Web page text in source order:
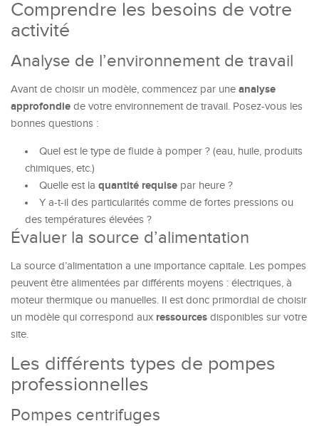
Comprendre les besoins de votre
activité
Analyse de l’environnement de travail
Avant de choisir un modèle, commencez par une analyse
approfondie de votre environnement de travail. Posez-vous les
bonnes questions :
Quel est le type de fluide à pomper ? (eau, huile, produits
chimiques, etc.)
Quelle est la quantité requise par heure ?
Y a-t-il des particularités comme de fortes pressions ou
des températures élevées ?
Évaluer la source d’alimentation
La source d’alimentation a une importance capitale. Les pompes
peuvent être alimentées par différents moyens : électriques, à
moteur thermique ou manuelles. Il est donc primordial de choisir
un modèle qui correspond aux ressources disponibles sur votre
site.
Les différents types de pompes
professionnelles
Pompes centrifuges